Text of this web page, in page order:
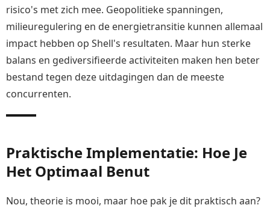
risico's met zich mee. Geopolitieke spanningen,
milieuregulering en de energietransitie kunnen allemaal
impact hebben op Shell's resultaten. Maar hun sterke
balans en gediversifieerde activiteiten maken hen beter
bestand tegen deze uitdagingen dan de meeste
concurrenten.
Praktische Implementatie: Hoe Je
Het Optimaal Benut
Nou, theorie is mooi, maar hoe pak je dit praktisch aan?